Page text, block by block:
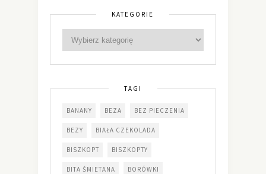
KATEGORIE
TAGI
BANANY BEZA BEZ PIECZENIA
BEZY BIAŁA CZEKOLADA
BISZKOPT BISZKOPTY
BITA ŚMIETANA BORÓWKI